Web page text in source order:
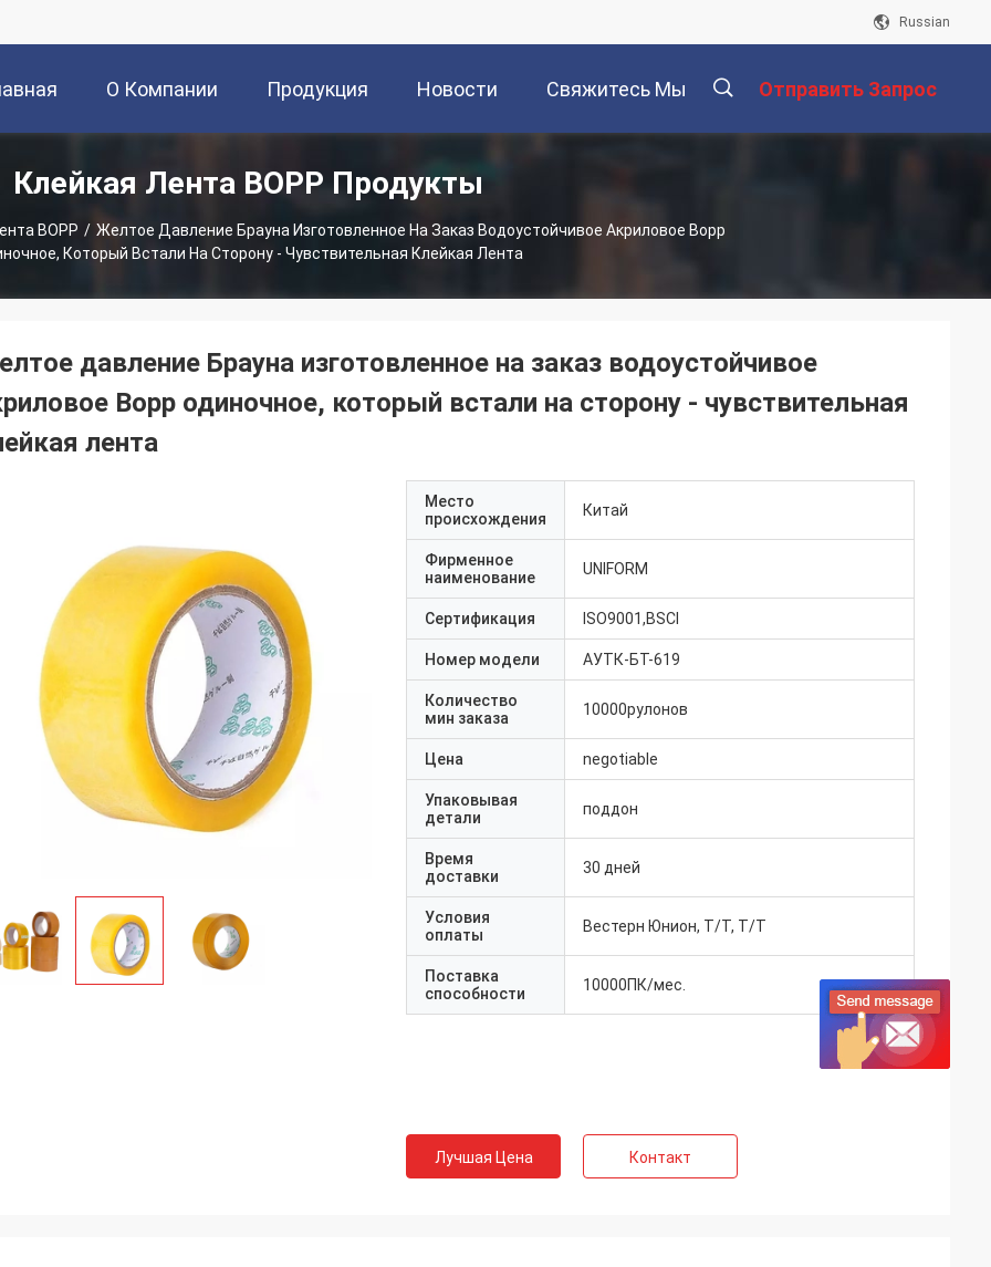
Russian
О Компании Продукция Новости Свяжитесь Мы Отправить Запрос
Клейкая Лента BOPP Продукты
BOPP / Желтое Давление Брауна Изготовленное На Заказ Водоустойчивое Акриловое Bopp
Который Встали На Сторону - Чувствительная Клейкая Лента
давление Брауна изготовленное на заказ водоустойчивое
Bopp одиночное, который встали на сторону - чувствительная
лента
Место
происхождения
Китай
Фирменное
наименование
UNIFORM
Сертификация ISO9001,BSCI
Номер модели АУТК-БТ-619
Количество
мин заказа
10000рулонов
Цена negotiable
Упаковывая
детали
поддон
Время
доставки
30 дней
Условия
оплаты
Вестерн Юнион, Т/Т, Т/Т
Поставка
способности
10000ПК/мес.
Лучшая Цена Контакт